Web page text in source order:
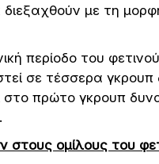
με τη
περίοδο του
σε τέσσερα
στο πρώτο γκρουπ
στους ομίλους του